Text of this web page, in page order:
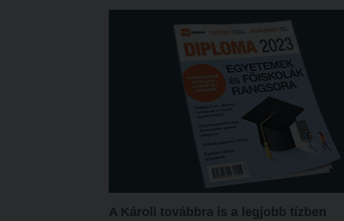
A Károli továbbra is a legjobb tízben